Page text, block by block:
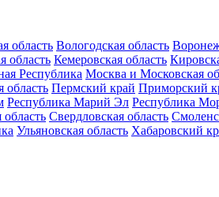
область Вологодская область
область Кемеровская область
Республика Москва и Московская
область Пермский край Приморский
Республика Марий Эл Республика
область Свердловская область
Ульяновская область Хабаровский